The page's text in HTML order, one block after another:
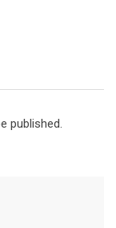
published.